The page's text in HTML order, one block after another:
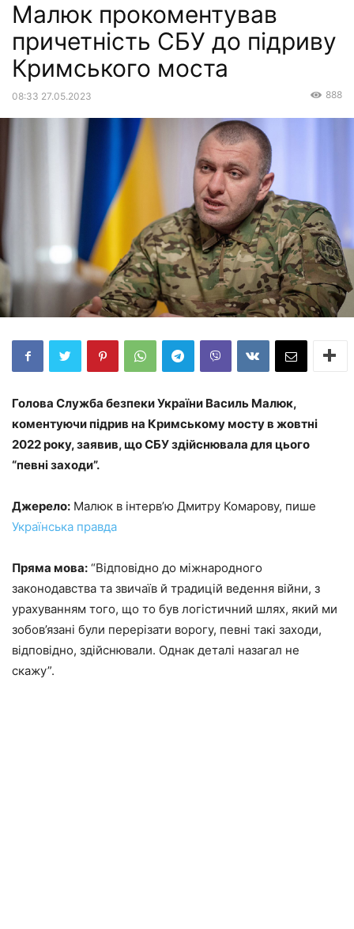
Малюк прокоментував
причетність СБУ до підриву
Кримського моста
08:33 27.05.2023 888
Голова Служба безпеки України Василь Малюк,
коментуючи підрив на Кримському мосту в жовтні
2022 року, заявив, що СБУ здійснювала для цього
“певні заходи”.
Джерело: Малюк в інтерв’ю Дмитру Комарову, пише
Українська правда
Пряма мова: “Відповідно до міжнародного
законодавства та звичаїв й традицій ведення війни, з
урахуванням того, що то був логістичний шлях, який ми
зобов’язані були перерізати ворогу, певні такі заходи,
відповідно, здійснювали. Однак деталі назагал не
скажу”.